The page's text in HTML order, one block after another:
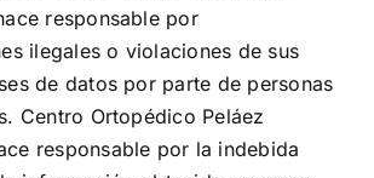
responsable por
ilegales o violaciones de sus
de datos por parte de personas
Centro Ortopédico Peláez
responsable por la indebida